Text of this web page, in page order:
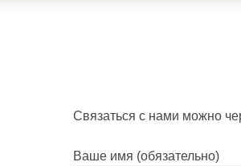
Связаться с нами можно
Ваше имя (обязательно)